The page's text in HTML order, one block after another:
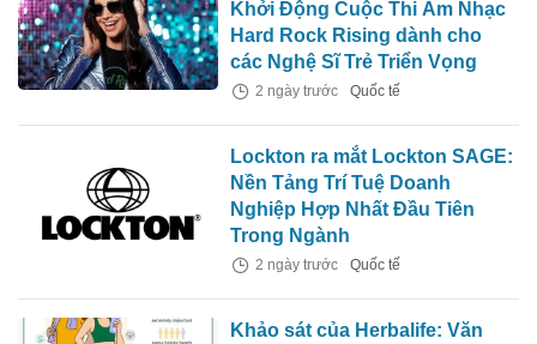
Khởi Động Cuộc Thi Âm Nhạc
Hard Rock Rising dành cho
các Nghệ Sĩ Trẻ Triển Vọng
2 ngày trước Quốc tế
Lockton ra mắt Lockton SAGE:
Nền Tảng Trí Tuệ Doanh
Nghiệp Hợp Nhất Đầu Tiên
Trong Ngành
2 ngày trước Quốc tế
Khảo sát của Herbalife: Văn